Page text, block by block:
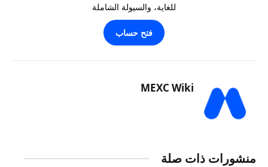
للغاية، والسيولة الشاملة
فتح حساب
MEXC Wiki
منشورات ذات صلة